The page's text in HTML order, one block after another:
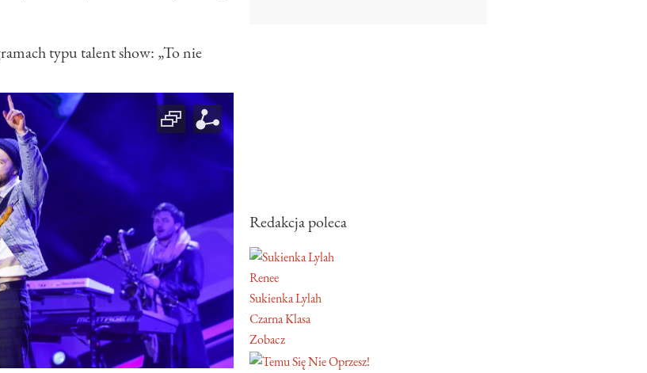
typu talent show: „To nie
Redakcja poleca
Renee
Sukienka Lylah
Czarna Klasa
Zobacz